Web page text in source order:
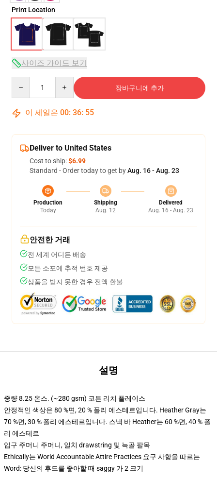
Print Location
사이즈 가이드 보기
장바구니에 추가
이 세일은 00: 36: 54
Deliver to United States
Cost to ship:$6.99
Standard - Order today to get byAug. 16 - Aug. 23
Production
Today
Shipping
Aug. 12
Delivered
Aug. 16 - Aug. 23
안전한 거래
전 세계 어디든 배송
모든 소포에 추적 번호 제공
상품을 받지 못한 경우 전액 환불
설명
중량 8.25 온스. (~280 gsm) 코튼 리치 플레이스
안정적인 색상은 80 %면, 20 % 폴리 에스테르입니다. Heather Gray는
70 %면, 30 % 폴리 에스테르입니다. 스낵 바 Heather는 60 %면, 40 % 폴
리 에스테르
입구 주머니 주머니, 일치 drawstring 및 늑골 팔목
Ethically는 World Accountable Attire Practices 요구 사항을 따르는
Word: 당신의 후드를 좋아할 때 saggy 가 2 크기